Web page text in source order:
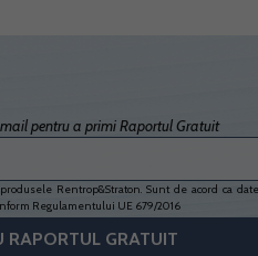
pentru a primi Raportul Gratuit
Rentrop&Straton. Sunt de acord ca
Regulamentului UE 679/2016